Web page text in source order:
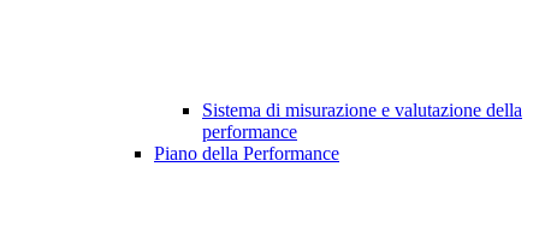
Sistema di misurazione e valutazione della
performance
Piano della Performance